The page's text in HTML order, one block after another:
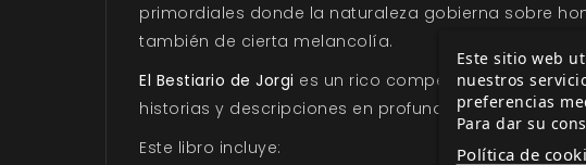
primordiales donde la naturaleza gobierna sobre
también de cierta melancolía.
El Bestiario de Jorgi es un rico compendio de
historias y descripciones en profundidad, así como
Este libro incluye:
Este sitio web
nuestros
preferencias
Para dar su
Política de